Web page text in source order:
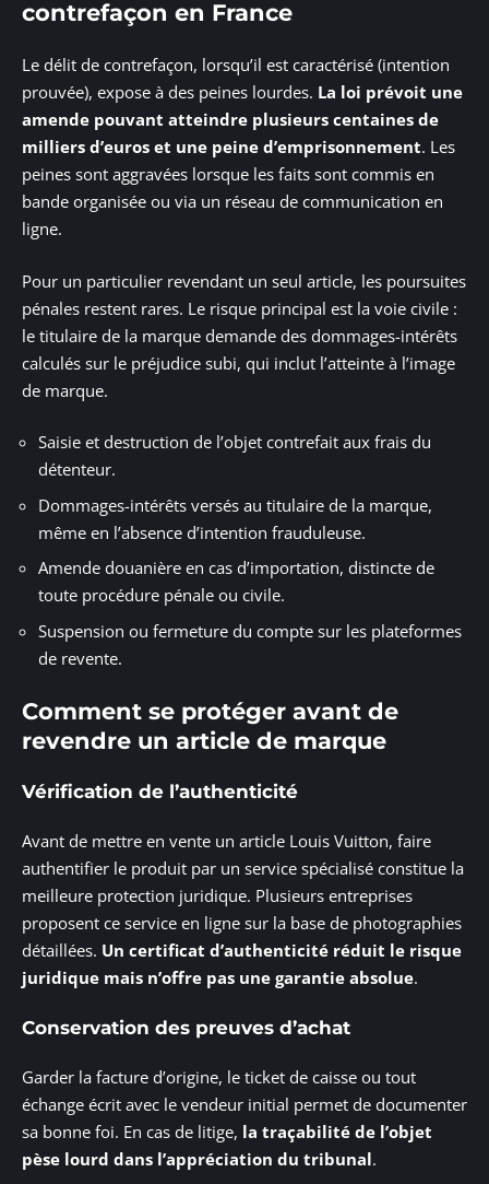
contrefaçon en France
Le délit de contrefaçon, lorsqu’il est caractérisé (intention
prouvée), expose à des peines lourdes. La loi prévoit une
amende pouvant atteindre plusieurs centaines de
milliers d’euros et une peine d’emprisonnement. Les
peines sont aggravées lorsque les faits sont commis en
bande organisée ou via un réseau de communication en
ligne.
Pour un particulier revendant un seul article, les poursuites
pénales restent rares. Le risque principal est la voie civile :
le titulaire de la marque demande des dommages-intérêts
calculés sur le préjudice subi, qui inclut l’atteinte à l’image
de marque.
Saisie et destruction de l’objet contrefait aux frais du
détenteur.
Dommages-intérêts versés au titulaire de la marque,
même en l’absence d’intention frauduleuse.
Amende douanière en cas d’importation, distincte de
toute procédure pénale ou civile.
Suspension ou fermeture du compte sur les plateformes
de revente.
Comment se protéger avant de
revendre un article de marque
Vérification de l’authenticité
Avant de mettre en vente un article Louis Vuitton, faire
authentifier le produit par un service spécialisé constitue la
meilleure protection juridique. Plusieurs entreprises
proposent ce service en ligne sur la base de photographies
détaillées. Un certificat d’authenticité réduit le risque
juridique mais n’offre pas une garantie absolue.
Conservation des preuves d’achat
Garder la facture d’origine, le ticket de caisse ou tout
échange écrit avec le vendeur initial permet de documenter
sa bonne foi. En cas de litige, la traçabilité de l’objet
pèse lourd dans l’appréciation du tribunal.